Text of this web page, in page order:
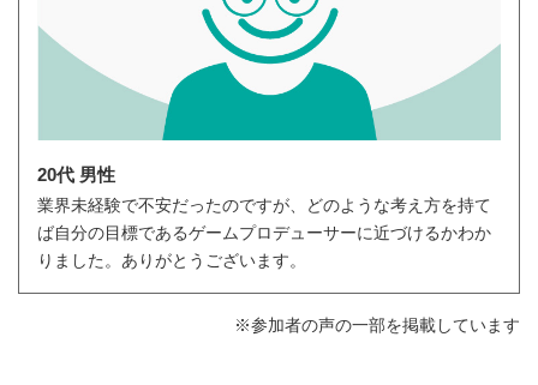
20代 男性
業界未経験で不安だったのですが、どのような考え方を持て
ば自分の目標であるゲームプロデューサーに近づけるかわか
りました。ありがとうございます。
※参加者の声の一部を掲載しています